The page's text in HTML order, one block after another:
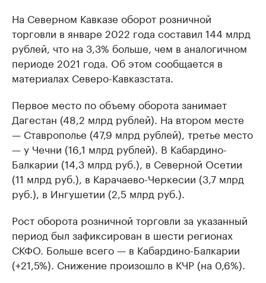
На Северном Кавказе оборот розничной
торговли в январе 2022 года составил 144 млрд
рублей, что на 3,3% больше, чем в аналогичном
периоде 2021 года. Об этом сообщается в
материалах Северо-Кавказстата.
Первое место по объему оборота занимает
Дагестан (48,2 млрд рублей). На втором месте
— Ставрополье (47,9 млрд рублей), третье место
— у Чечни (16,1 млрд рублей). В Кабардино-
Балкарии (14,3 млрд руб.), в Северной Осетии
(11 млрд руб.), в Карачаево-Черкесии (3,7 млрд
руб.), в Ингушетии (2,5 млрд руб.).
Рост оборота розничной торговли за указанный
период был зафиксирован в шести регионах
СКФО. Больше всего — в Кабардино-Балкарии
(+21,5%). Снижение произошло в КЧР (на 0,6%).